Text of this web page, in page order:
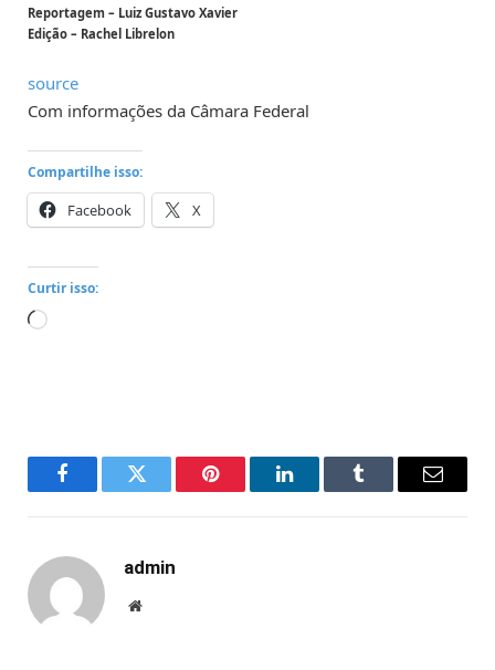
Reportagem – Luiz Gustavo Xavier
Edição – Rachel Librelon
source
Com informações da Câmara Federal
Compartilhe isso:
Facebook X
Curtir isso:
Carregando...
FacebookTwitter Pinterest LinkedInTumblr Email
admin
Website